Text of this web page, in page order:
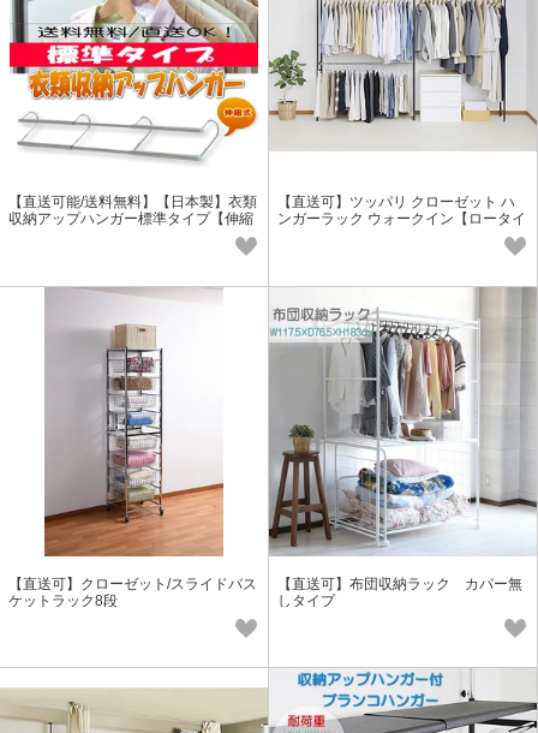
【直送可能/送料無料】【日本製】衣類
収納アップハンガー標準タイプ【伸縮
【直送可】ツッパリ クローゼット ハ
ンガーラック ウォークイン【ロータイ
【直送可】クローゼット/スライドバス
ケットラック8段
【直送可】布団収納ラック カバー無
しタイプ